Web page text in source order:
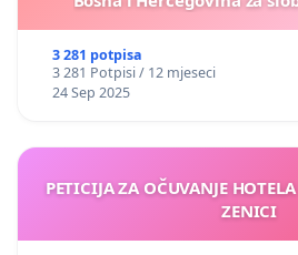
3 281 potpisa
3 281 Potpisi / 12 mjeseci
24 Sep 2025
PETICIJA ZA OČUVANJE
ZENICI